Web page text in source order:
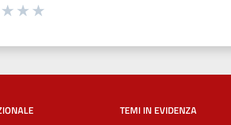
una valutazione da 1 a 5 stelle
TEMI IN EVIDENZA